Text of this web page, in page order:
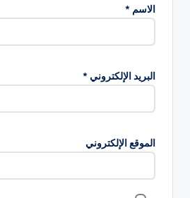
الاسم *
البريد الإلكتروني *
الموقع الإلكتروني